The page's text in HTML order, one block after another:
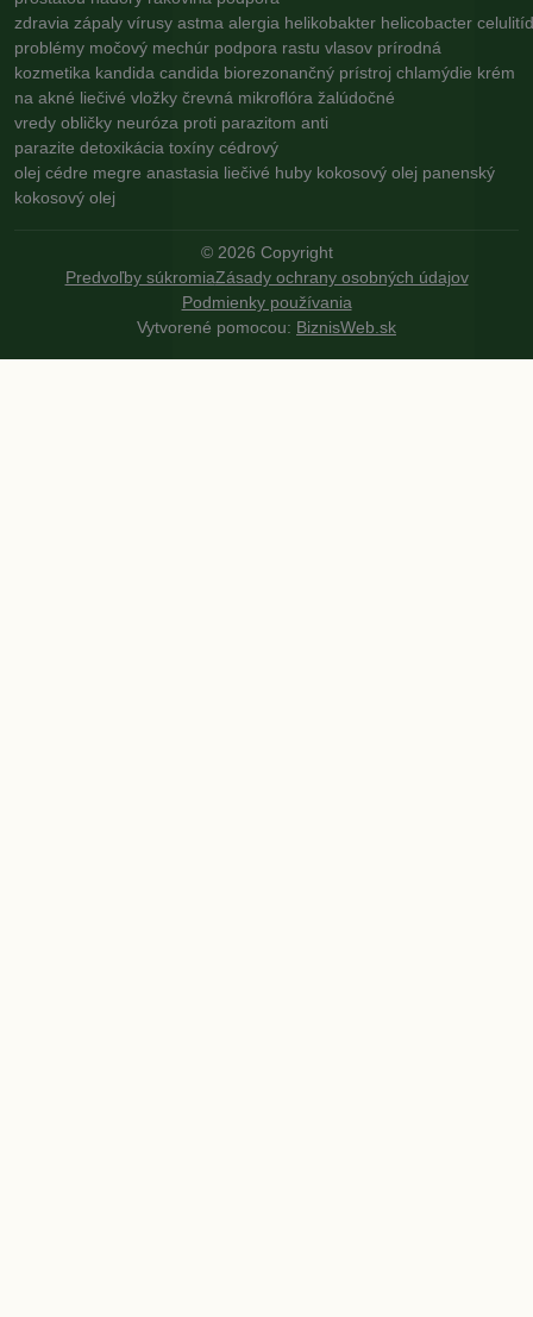
zdravia zápaly vírusy astma alergia helikobakter helicobacter
problémy močový mechúr podpora rastu vlasov prírodná
kozmetika kandida candida biorezonančný prístroj chlamýdie krém
na akné liečivé vložky črevná mikroflóra žalúdočné
vredy obličky neuróza proti parazitom anti
parazite detoxikácia toxíny cédrový
olej cédre megre anastasia liečivé huby kokosový olej panenský
kokosový olej
© 2026 Copyright
Predvoľby súkromiaZásady ochrany osobných údajov
Podmienky používania
Vytvorené pomocou: BiznisWeb.sk